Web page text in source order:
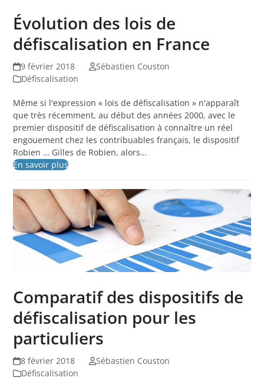
Évolution des lois de
défiscalisation en France
9 février 2018
Sébastien Couston
Défiscalisation
Même si l'expression « lois de défiscalisation » n'apparaît
que très récemment, au début des années 2000, avec le
premier dispositif de défiscalisation à connaître un réel
engouement chez les contribuables français, le dispositif
Robien … Gilles de Robien, alors…
En savoir plus
Comparatif des dispositifs de
défiscalisation pour les
particuliers
8 février 2018
Sébastien Couston
Défiscalisation